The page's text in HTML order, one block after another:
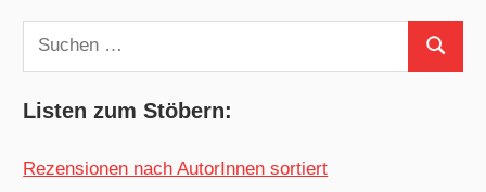
Suchen
nach:
Suchen
Listen zum Stöbern:
Rezensionen nach AutorInnen sortiert